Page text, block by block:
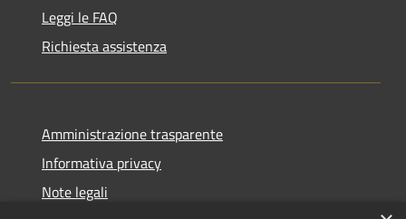
Leggi le FAQ
Richiesta assistenza
Amministrazione trasparente
Informativa privacy
Note legali